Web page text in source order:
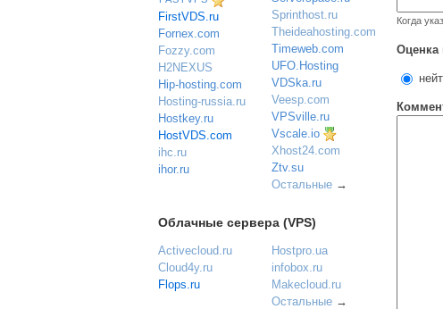
Когда
Оценка
FirstVDS.ru
Fornex.com
Fozzy.com
H2NEXUS
Hip-hosting.com
Hosting-russia.ru
Hostkey.ru
HostVDS.com
ihc.ru
ihor.ru
Sprinthost.ru
Theideahosting.com
Timeweb.com
UFO.Hosting
VDSka.ru
Veesp.com
VPSville.ru
Vscale.io
Xhost24.com
Ztv.su
Остальные →
Облачные сервера (VPS)
Activecloud.ru
Cloud4y.ru
Flops.ru
Hostpro.ua
infobox.ru
Makecloud.ru
Остальные →